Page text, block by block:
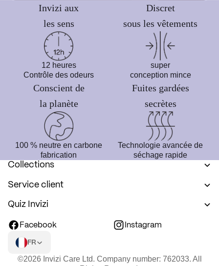
Invizi aux
les sens
12 heures
Contrôle des odeurs
Discret
sous les vêtements
super
conception mince
Conscient de
la planète
100 % neutre en carbone
fabrication
Fuites gardées
secrètes
Technologie avancée de
séchage rapide
Collections
Service client
Quiz Invizi
Facebook Instagram
FR
©2026 Invizi Care Ltd. Company number: 762033. All